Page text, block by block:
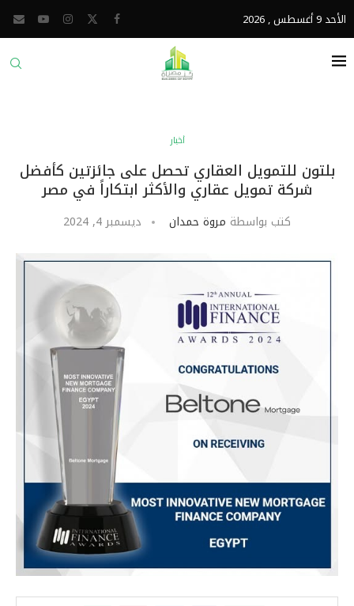
الأحد 9 أغسطس , 2026
أخبار
بلتون للتمويل العقاري تحصل على جائزتين كأفضل
شركة تمويل عقاري والأكثر ابتكاراً في مصر
كتب بواسطة مروة حمدان ديسمبر 4, 2024